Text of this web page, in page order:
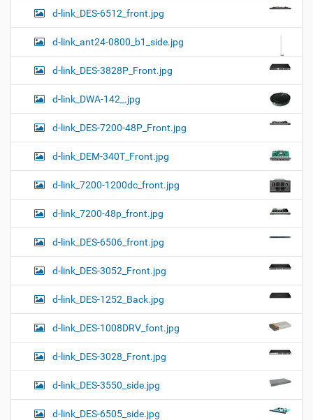
d-link_DES-6512_front.jpg
d-link_ant24-0800_b1_side.jpg
d-link_DES-3828P_Front.jpg
d-link_DWA-142_.jpg
d-link_DES-7200-48P_Front.jpg
d-link_DEM-340T_Front.jpg
d-link_7200-1200dc_front.jpg
d-link_7200-48p_front.jpg
d-link_DES-6506_front.jpg
d-link_DES-3052_Front.jpg
d-link_DES-1252_Back.jpg
d-link_DES-1008DRV_font.jpg
d-link_DES-3028_Front.jpg
d-link_DES-3550_side.jpg
d-link_DES-6505_side.jpg